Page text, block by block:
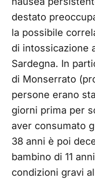
destato
la possibile
di intossicazione
Sardegna. In
di Monserrato
persone erano
giorni prima per
aver consumato
38 anni è poi
bambino di 11
condizioni gravi